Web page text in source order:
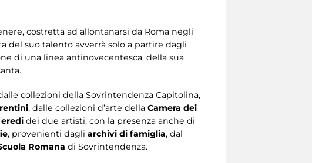
costretta ad allontanarsi da Roma negli
del suo talento avverrà solo a partire dagli
di una linea antinovecentesca, della sua
collezioni della Sovrintendenza Capitolina,
, dalle collezioni d’arte della Camera dei
dei due artisti, con la presenza anche di
, provenienti dagli archivi di famiglia, dal
Romana di Sovrintendenza.